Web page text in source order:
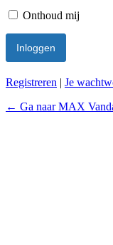
Onthoud mij
Registreren | Je
← Ga naar MAX